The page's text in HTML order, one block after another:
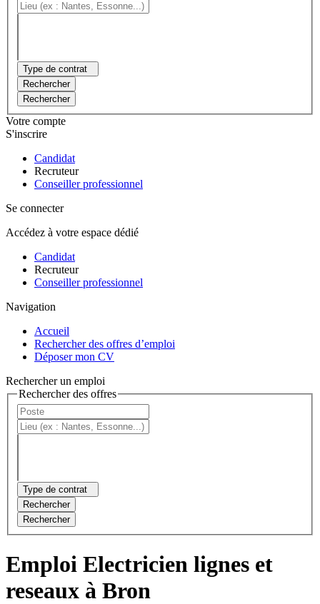
Type de contrat
Rechercher
Rechercher
Votre compte
S'inscrire
Candidat
Recruteur
Conseiller professionnel
Se connecter
Accédez à votre espace dédié
Candidat
Recruteur
Conseiller professionnel
Navigation
Accueil
Rechercher des offres d’emploi
Déposer mon CV
Rechercher un emploi
Rechercher des offres
Type de contrat
Rechercher
Rechercher
Emploi Electricien lignes et
reseaux à Bron